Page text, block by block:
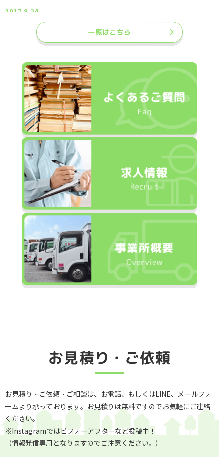
2017.8.24
暑い( ；´Д｀)暑い( ；´Д｀)
2017.1.6
明けましておめでとうございます(^^)/
2016.12.21
年内受付終了のお詫びとお知らせ
2016.4.23
ＧＷ期間の収集・買取りお休みのお知らせ
2016.4.23
繁忙期のお礼
2016.1.6
あけましておめでとうございます
一覧はこちら
お見積り・ご依頼
お見積り・ご依頼・ご相談は、お電話、もしくはLINE、メールフォ
ームより承っております。お見積りは無料ですのでお気軽にご連絡
ください。
※Instagramではビフォーアフターなど投稿中！
（情報発信専用となりますのでご注意ください。）